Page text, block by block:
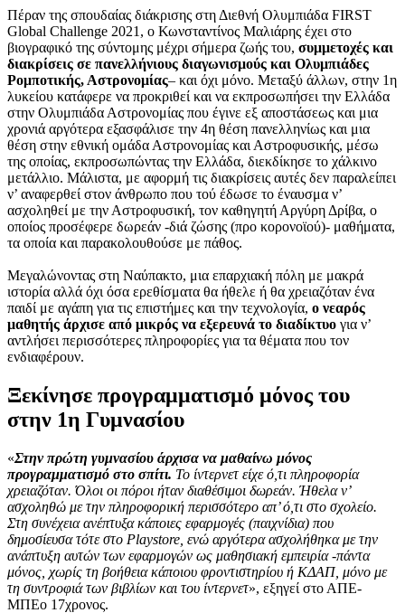
Πέραν της σπουδαίας διάκρισης στη Διεθνή Ολυμπιάδα FIRST
Global Challenge 2021, ο Κωνσταντίνος Μαλιάρης έχει στο
βιογραφικό της σύντομης μέχρι σήμερα ζωής του, συμμετοχές και
διακρίσεις σε πανελλήνιους διαγωνισμούς και Ολυμπιάδες
Ρομποτικής, Αστρονομίας– και όχι μόνο. Μεταξύ άλλων, στην 1η
λυκείου κατάφερε να προκριθεί και να εκπροσωπήσει την Ελλάδα
στην Ολυμπιάδα Αστρονομίας που έγινε εξ αποστάσεως και μια
χρονιά αργότερα εξασφάλισε την 4η θέση πανελληνίως και μια
θέση στην εθνική ομάδα Αστρονομίας και Αστροφυσικής, μέσω
της οποίας, εκπροσωπώντας την Ελλάδα, διεκδίκησε το χάλκινο
μετάλλιο. Μάλιστα, με αφορμή τις διακρίσεις αυτές δεν παραλείπει
ν’ αναφερθεί στον άνθρωπο που τού έδωσε το έναυσμα ν’
ασχοληθεί με την Αστροφυσική, τον καθηγητή Αργύρη Δρίβα, ο
οποίος προσέφερε δωρεάν -διά ζώσης (προ κορονοϊού)- μαθήματα,
τα οποία και παρακολουθούσε με πάθος.
Μεγαλώνοντας στη Ναύπακτο, μια επαρχιακή πόλη με μακρά
ιστορία αλλά όχι όσα ερεθίσματα θα ήθελε ή θα χρειαζόταν ένα
παιδί με αγάπη για τις επιστήμες και την τεχνολογία, ο νεαρός
μαθητής άρχισε από μικρός να εξερευνά το διαδίκτυο για ν’
αντλήσει περισσότερες πληροφορίες για τα θέματα που τον
ενδιαφέρουν.
Ξεκίνησε προγραμματισμό μόνος του
στην 1η Γυμνασίου
«Στην πρώτη γυμνασίου άρχισα να μαθαίνω μόνος
προγραμματισμό στο σπίτι. Το ίντερνετ είχε ό,τι πληροφορία
χρειαζόταν. Όλοι οι πόροι ήταν διαθέσιμοι δωρεάν. Ήθελα ν’
ασχοληθώ με την πληροφορική περισσότερο απ’ ό,τι στο σχολείο.
Στη συνέχεια ανέπτυξα κάποιες εφαρμογές (παιχνίδια) που
δημοσίευσα τότε στο Playstore, ενώ αργότερα ασχολήθηκα με την
ανάπτυξη αυτών των εφαρμογών ως μαθησιακή εμπειρία -πάντα
μόνος, χωρίς τη βοήθεια κάποιου φροντιστηρίου ή ΚΔΑΠ, μόνο με
τη συντροφιά των βιβλίων και του ίντερνετ», εξηγεί στο ΑΠΕ-
ΜΠΕο 17χρονος.